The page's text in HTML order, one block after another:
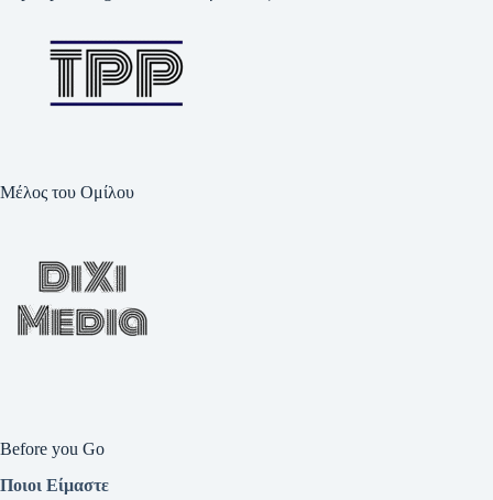
Μέλος του Ομίλου
Before you Go
Ποιοι Είμαστε